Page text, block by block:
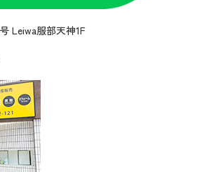
Leiwa服部天神1F